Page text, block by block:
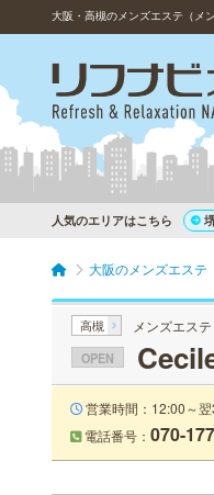
大阪・高槻のメンズエステ（メ
人気のエリアはこちら
大阪のメンズエステ
高槻 メンズエス
OPEN
営業時間：12:00～翌
電話番号： 070-